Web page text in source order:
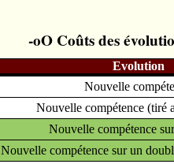
Coûts des
Evolution
Nouvelle
Nouvelle compétence (tiré
Nouvelle compétence
Nouvelle compétence sur un